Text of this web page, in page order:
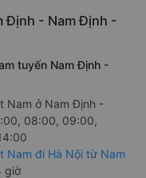
Định - Nam Định -
tuyến Nam Định -
Nam ở Nam Định -
08:00, 09:00,
Nam đi Hà Nội từ Nam
giờ